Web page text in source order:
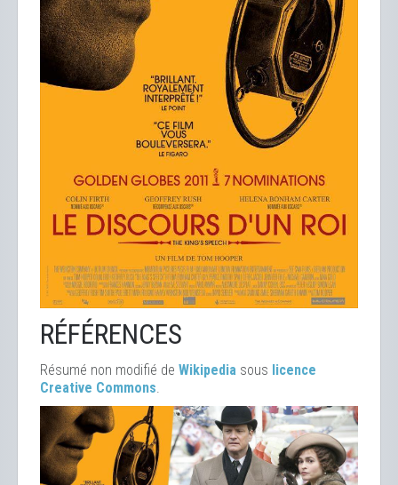
RÉFÉRENCES
Résumé non modifié de Wikipedia sous licence
Creative Commons.